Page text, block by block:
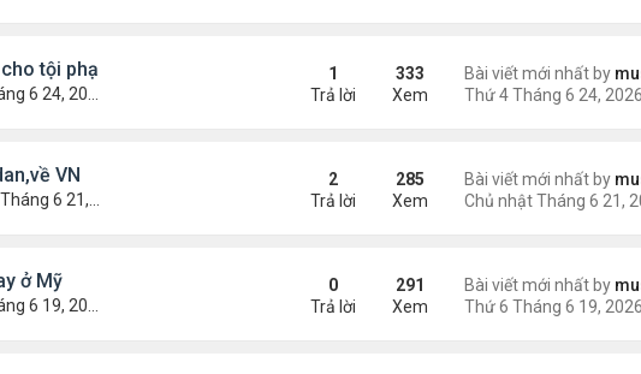
tội phạm 'đang ở Việt Nam'
2026 7:26 pm
Bài viết mới nhất by
1
Trả lời
333
Xem
VN
21, 2026 6:46 am
Bài viết mới nhất by
2
Trả lời
285
Xem
ở Mỹ
2026 6:47 pm
Bài viết mới nhất by
0
Trả lời
291
Xem